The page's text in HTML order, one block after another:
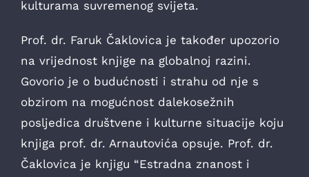
kulturama suvremenog svijeta.
Prof. dr. Faruk Čaklovica je također upozorio
na vrijednost knjige na globalnoj razini.
Govorio je o budućnosti i strahu od nje s
obzirom na mogućnost dalekosežnih
posljedica društvene i kulturne situacije koju
knjiga prof. dr. Arnautovića opsuje. Prof. dr.
Čaklovica je knjigu “Estradna znanost i